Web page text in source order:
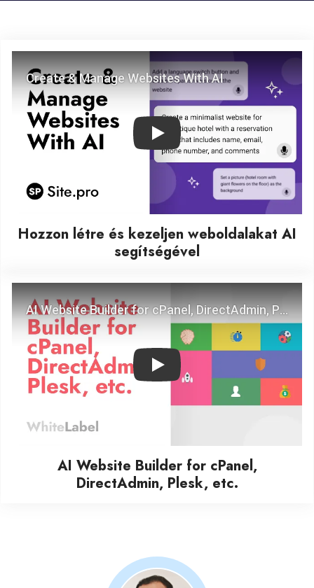
Play
Hozzon létre és kezeljen weboldalakat AI
segítségével
Play
AI Website Builder for cPanel,
DirectAdmin, Plesk, etc.